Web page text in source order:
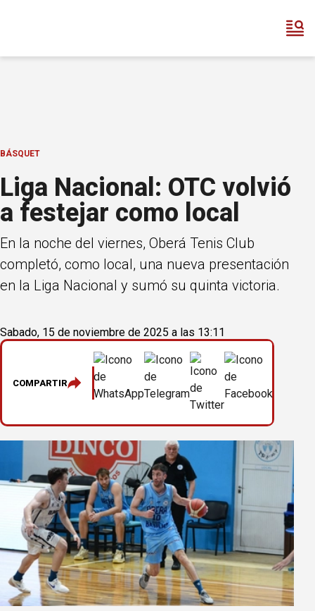
BÁSQUET
Liga Nacional: OTC volvió
a festejar como local
En la noche del viernes, Oberá Tenis Club
completó, como local, una nueva presentación
en la Liga Nacional y sumó su quinta victoria.
Sabado, 15 de noviembre de 2025 a las 13:11
COMPARTIR